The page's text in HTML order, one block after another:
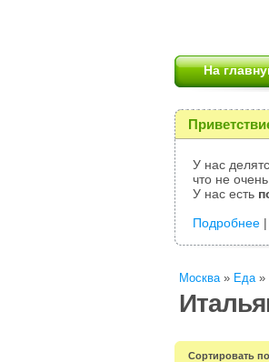
На
У нас
что не
У нас есть
Подробнее
Москва » Еда »
Сортировать